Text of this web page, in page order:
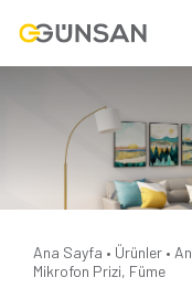
Ana Sayfa • Ürünler •
Mikrofon Prizi, Füme